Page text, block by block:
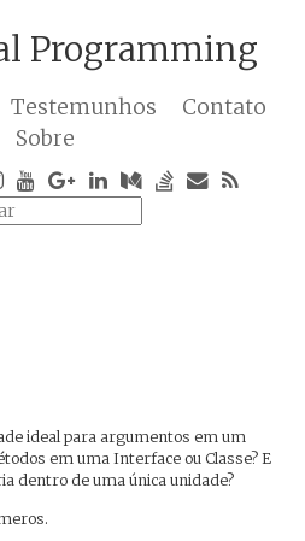
Programming
Testemunhos
Contato
Sobre
ideal para argumentos em um
em uma Interface ou Classe? E
dentro de uma única unidade?